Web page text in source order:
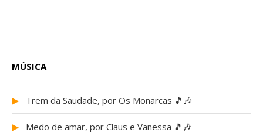
MÚSICA
▶ Trem da Saudade, por Os Monarcas 🎵🎶
▶ Medo de amar, por Claus e Vanessa 🎵🎶